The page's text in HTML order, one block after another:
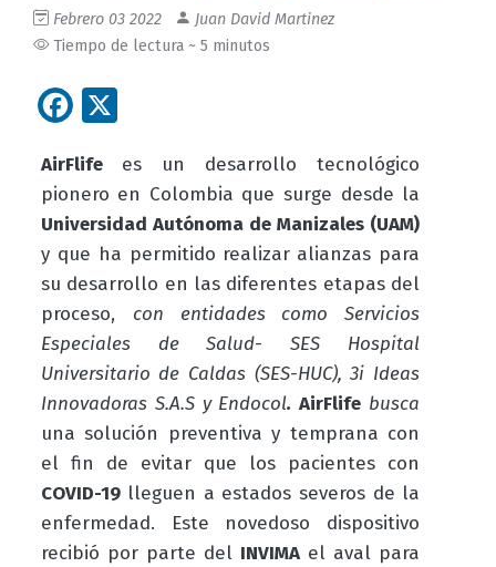
Febrero 03 2022
Juan David Martinez
Tiempo de lectura ~ 5 minutos
Facebook
AirFlife es un desarrollo tecnológico
pionero en Colombia que surge desde la
Universidad Autónoma de Manizales (UAM)
y que ha permitido realizar alianzas para
su desarrollo en las diferentes etapas del
proceso, con entidades como Servicios
Especiales de Salud- SES Hospital
Universitario de Caldas (SES-HUC), 3i Ideas
Innovadoras S.A.S y Endocol.AirFlife busca
una solución preventiva y temprana con
el fin de evitar que los pacientes con
COVID-19lleguen a estados severos de la
enfermedad. Este novedoso dispositivo
recibió por parte del INVIMA el aval para